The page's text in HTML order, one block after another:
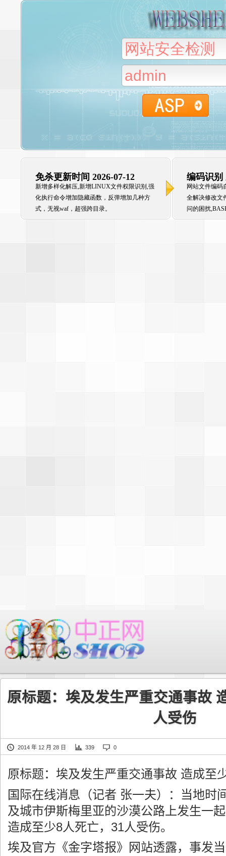
原标题：埃及发生严重交通事故
人受伤
2014 年 12 月 28 日 339 0
原标题：埃及发生严重交通事故 造成至
国际在线消息（记者 张一夫）：当地时
及城市伊斯梅里亚的沙漠公路上发生一
造成至少8人死亡，31人受伤。
埃及官方《金字塔报》网站透露，事发